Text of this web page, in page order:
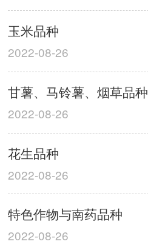
玉米品种
2022-08-26
甘薯、马铃薯、烟草品种
2022-08-26
花生品种
2022-08-26
特色作物与南药品种
2022-08-26